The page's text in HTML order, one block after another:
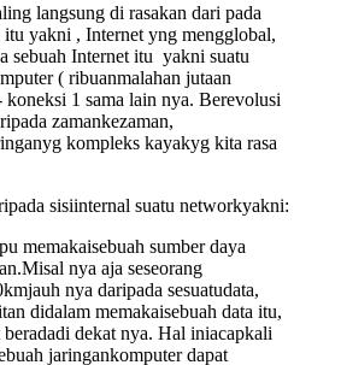
langsung di rasakan dari pada
itu yakni , Internet yng mengglobal,
sebuah Internet itu yakni suatu
( ribuanmalahan jutaan
1 sama lain nya. Berevolusi
zamankezaman,
kompleks kayakyg kita rasa
sisiinternal suatu networkyakni:
memakaisebuah sumber daya
nya aja seseorang
nya daripada sesuatudata,
didalam memakaisebuah data itu,
beradadi dekat nya. Hal iniacapkali
jaringankomputer dapat